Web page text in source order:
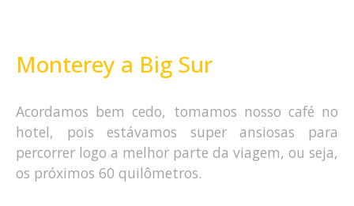
Monterey a Big Sur
Acordamos bem cedo, tomamos nosso café no
hotel, pois estávamos super ansiosas para
percorrer logo a melhor parte da viagem, ou seja,
os próximos 60 quilômetros.